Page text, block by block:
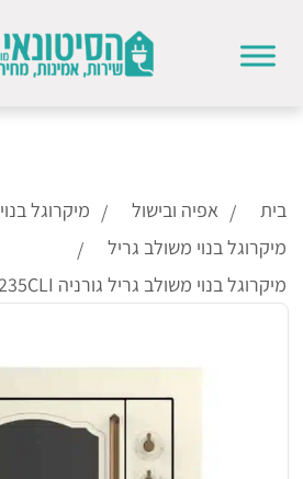
בית אפיה ובישול
מיקרוגל בנוי
מיקרוגל בנוי משולב גריל
מיקרוגל בנוי משולב גריל גורניה BM235CLI